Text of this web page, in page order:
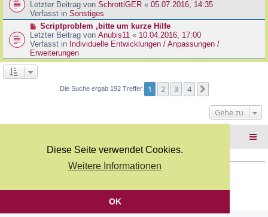
Diese Seite verwendet Cookies.
Weitere Informationen
OK
a
g
e
i
r
a
g
e
u
e
r
B
e
i
t
r
Letzter Beitrag von SchrottiGER « 05.07.2016, 14:35
Verfasst in Sonstiges
N
e
u
e
r
e
g
Scriptproblem ,bitte um kurze Hilfe
Letzter Beitrag von Anubis11 « 10.04.2016, 17:00
Verfasst in Individuelle Entwicklungen / Anpassungen /
Erweiterungen
Die Suche ergab 192 Treffer 1 2 3 4
Gehe zu
Deutsche Übersetzung durchphpBB.de